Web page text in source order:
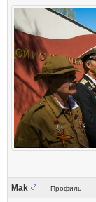
Mak Профиль